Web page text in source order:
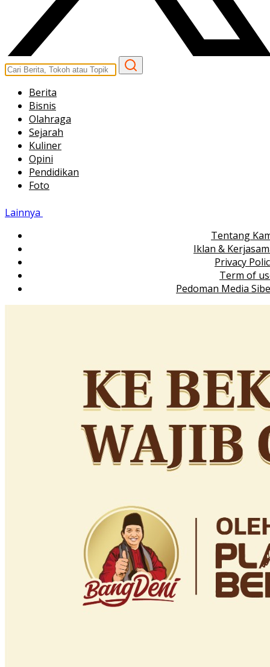
Berita
Bisnis
Olahraga
Sejarah
Kuliner
Opini
Pendidikan
Foto
Lainnya
Tentang
Iklan &
Privacy
Term of
Pedoman Media